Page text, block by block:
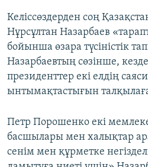
Келіссөздерден соң
Нұрсұлтан Назарбаев
бойынша өзара түсіністік
Назарбаевтың сөзінше,
президенттер екі елдің
ынтымақтастығын
Петр Порошенко екі
басшылары мен халықтар
сенім мен құрметке